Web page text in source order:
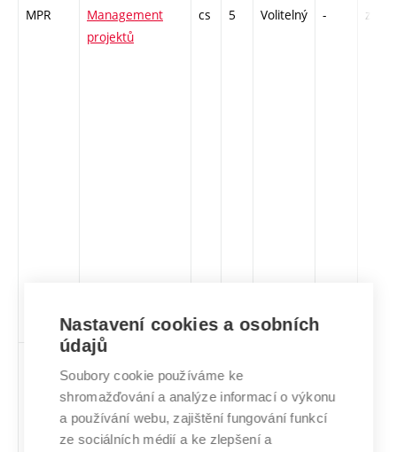
MPR
Management
projektů
cs 5 Volitelný - zá,zk
Manažerská
komunikace a
prezentace
en
Nastavení cookies a osobních
údajů
Soubory cookie používáme ke
shromažďování a analýze informací o výkonu
a používání webu, zajištění fungování funkcí
ze sociálních médií a ke zlepšení a